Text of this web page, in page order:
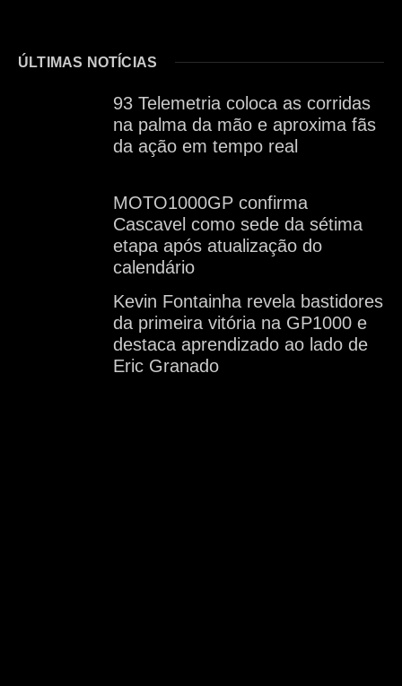
ÚLTIMAS NOTÍCIAS
93 Telemetria coloca as corridas
na palma da mão e aproxima fãs
da ação em tempo real
MOTO1000GP confirma
Cascavel como sede da sétima
etapa após atualização do
calendário
Kevin Fontainha revela bastidores
da primeira vitória na GP1000 e
destaca aprendizado ao lado de
Eric Granado